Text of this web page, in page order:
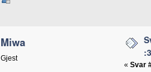
Miwa
Gjest
:3
« Svar